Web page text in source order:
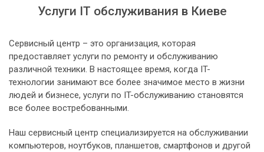
Услуги IT обслуживания в Киеве
Сервисный центр – это организация, которая
предоставляет услуги по ремонту и обслуживанию
различной техники. В настоящее время, когда IT-
технологии занимают все более значимое место в жизни
людей и бизнесе, услуги по IT-обслуживанию становятся
все более востребованными.
Наш сервисный центр специализируется на обслуживании
компьютеров, ноутбуков, планшетов, смартфонов и другой